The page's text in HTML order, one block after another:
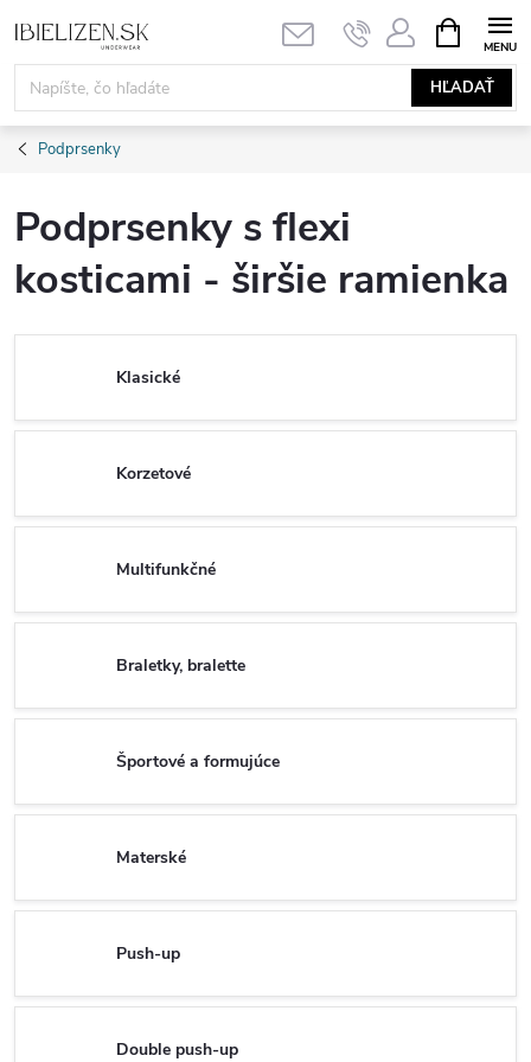
na
obsah
HĽADAŤ
KOŠÍK
Podprsenky
Podprsenky s flexi
kosticami - širšie ramienka
Klasické
Korzetové
Multifunkčné
Braletky, bralette
Športové a formujúce
Materské
Push-up
Double push-up